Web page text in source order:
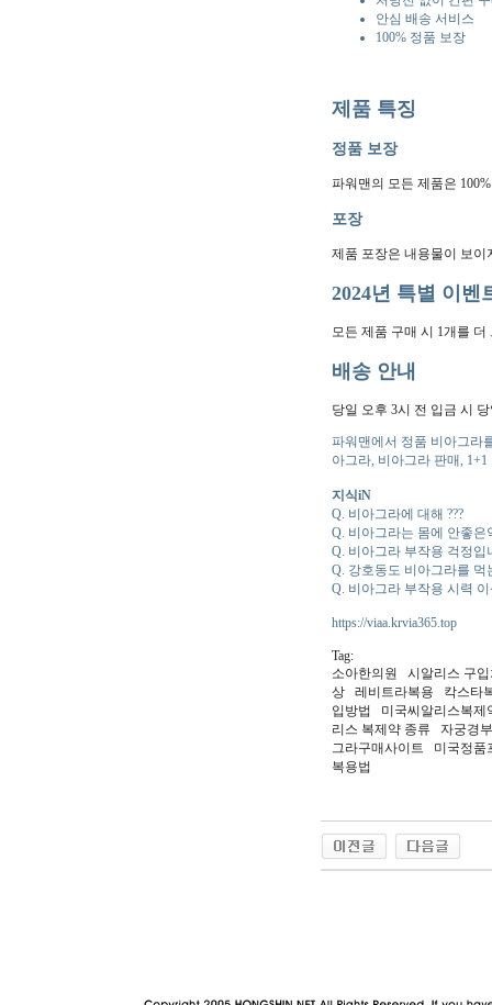
안심 배송 서비스
100% 정품 보장
제품 특징
정품 보장
파워맨의 모든 제품은
포장
제품 포장은 내용물이 보
2024년 특별 이벤
모든 제품 구매 시 1개를
배송 안내
당일 오후 3시 전 입금 시
파워맨에서 정품 비아그라
아그라, 비아그라 판매, 1+1
지식iN
Q. 비아그라에 대해 ???
Q. 비아그라는 몸에 안좋은
Q. 비아그라 부작용 걱정입
Q. 강호동도 비아그라를 먹
Q. 비아그라 부작용 시력
https://viaa.krvia365.top
Tag:
소아한의원 시알리스 구
상 레­비트라복용 칵스타
입방법 미국씨­알리스복
리스 복제약 종류 자궁경
그라구매사이트 미국정
복용법